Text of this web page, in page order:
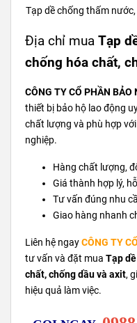
Tạp dề chống thấm
Địa chỉ mua Tạp
chống hóa chất,
CÔNG TY CỔ PHẦN BẢO
thiết bị bảo hộ lao động
chất lượng và phù hợp
nghiệp.
Hàng chất lượng,
Giá thành hợp lý,
Tư vấn đúng nhu
Giao hàng nhanh
Liên hệ ngayCÔNG TY
tư vấn và đặt mua Tạp
chất, chống dầu và axit,
hiệu quả làm việc.